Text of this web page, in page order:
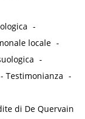
-
locale -
-
-Testimonianza -
di De Quervain